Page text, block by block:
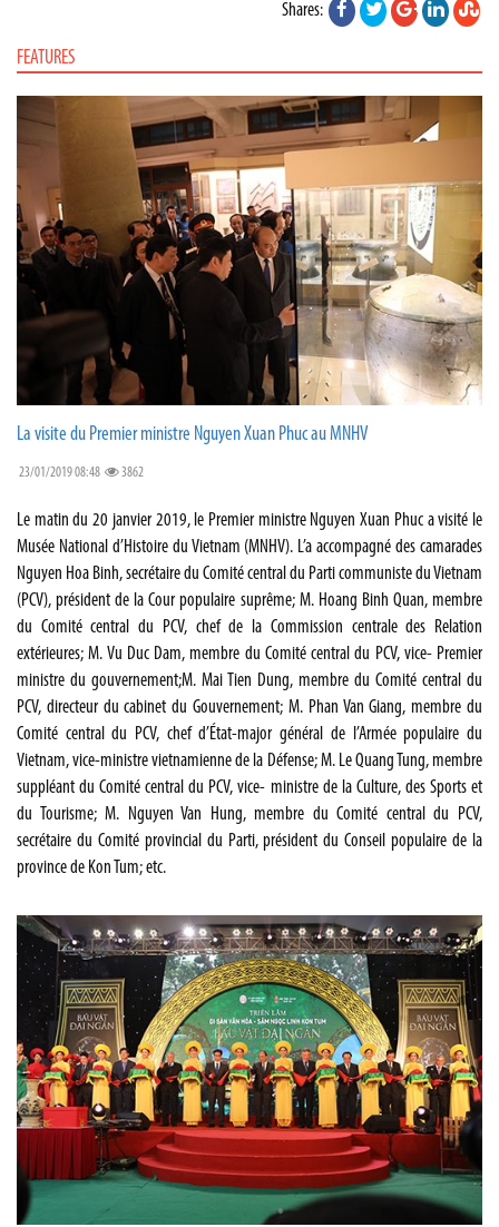
Shares:
FEATURES
La visite du Premier ministre Nguyen Xuan Phuc au MNHV
23/01/2019 08:48 3862
Le matin du 20 janvier 2019, le Premier ministre Nguyen Xuan Phuc a visité le
Musée National d’Histoire du Vietnam (MNHV). L’a accompagné des camarades
Nguyen Hoa Binh, secrétaire du Comité central du Parti communiste du Vietnam
(PCV), président de la Cour populaire suprême; M. Hoang Binh Quan, membre
du Comité central du PCV, chef de la Commission centrale des Relation
extérieures; M. Vu Duc Dam, membre du Comité central du PCV, vice- Premier
ministre du gouvernement;M. Mai Tien Dung, membre du Comité central du
PCV, directeur du cabinet du Gouvernement; M. Phan Van Giang, membre du
Comité central du PCV, chef d’État-major général de l’Armée populaire du
Vietnam, vice-ministre vietnamienne de la Défense; M. Le Quang Tung, membre
suppléant du Comité central du PCV, vice- ministre de la Culture, des Sports et
du Tourisme; M. Nguyen Van Hung, membre du Comité central du PCV,
secrétaire du Comité provincial du Parti, président du Conseil populaire de la
province de Kon Tum; etc.